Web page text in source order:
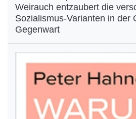
Weirauch entzaubert die
Sozialismus-Varianten in der
Gegenwart